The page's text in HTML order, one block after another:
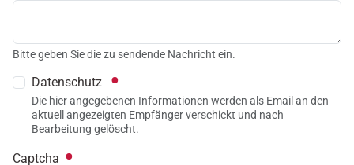
Bitte geben Sie die zu sendende Nachricht ein.
Datenschutz
Die hier angegebenen Informationen werden als Email an den
aktuell angezeigten Empfänger verschickt und nach
Bearbeitung gelöscht.
Captcha